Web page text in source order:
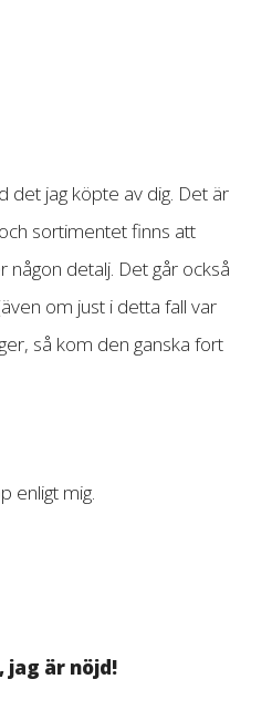
det jag köpte av dig. Det är
sortimentet finns att
någon detalj. Det går också
om just i detta fall var
så kom den ganska fort
enligt mig.
jag är nöjd!